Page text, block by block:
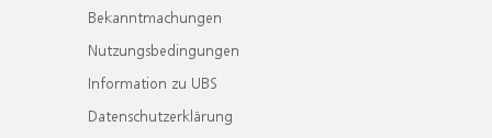
Bekanntmachungen
Nutzungsbedingungen
Information zu UBS
Datenschutzerklärung